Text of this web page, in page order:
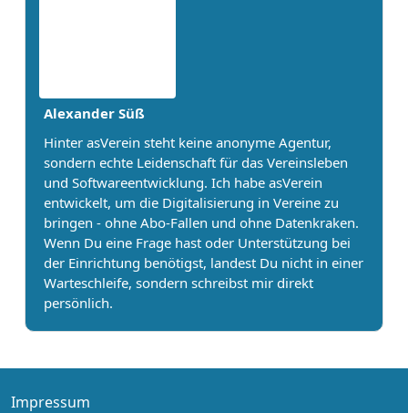
Alexander Süß
Hinter asVerein steht keine anonyme Agentur,
sondern echte Leidenschaft für das Vereinsleben
und Softwareentwicklung. Ich habe asVerein
entwickelt, um die Digitalisierung in Vereine zu
bringen - ohne Abo-Fallen und ohne Datenkraken.
Wenn Du eine Frage hast oder Unterstützung bei
der Einrichtung benötigst, landest Du nicht in einer
Warteschleife, sondern schreibst mir direkt
persönlich.
Impressum